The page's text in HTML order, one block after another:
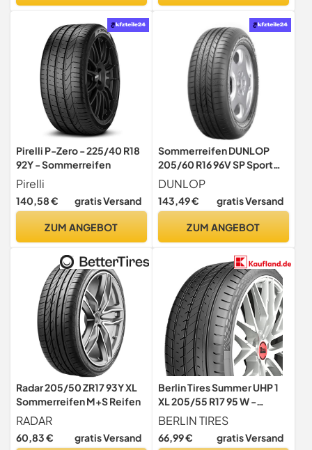
Pirelli P-Zero - 225/40 R18
92Y - Sommerreifen
Pirelli
140,58 € gratis Versand
ZUM ANGEBOT
Sommerreifen DUNLOP
205/60 R16 96V SP Sport
Blu Response XL
DUNLOP
143,49 € gratis Versand
ZUM ANGEBOT
Radar 205/50 ZR17 93Y XL
Sommerreifen M+S Reifen
RADAR
60,83 € gratis Versand
Berlin Tires Summer UHP 1
XL 205/55 R17 95 W -
C/B/72dB Sommerreifen
BERLIN TIRES
66,99 € gratis Versand